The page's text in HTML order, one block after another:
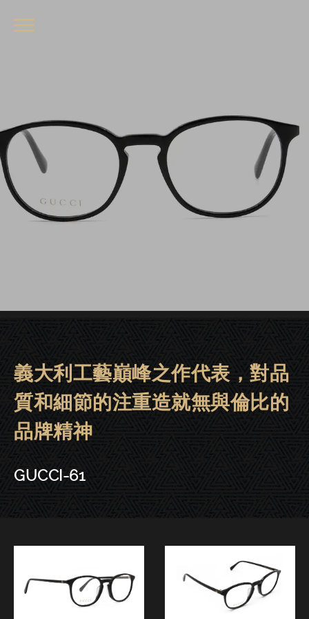
GUCCI眼鏡 | 晶華．東門．台中
義大利工藝巔峰之作代表，對品
質和細節的注重造就無與倫比的
品牌精神
GUCCI-61